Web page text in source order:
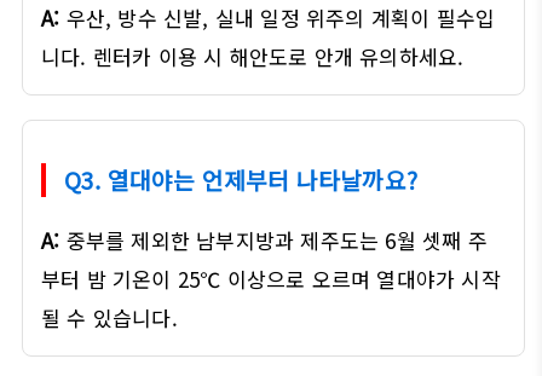
A: 우산, 방수 신발, 실내 일정 위주의 계획이 필수입
니다. 렌터카 이용 시 해안도로 안개 유의하세요.
Q3. 열대야는 언제부터 나타날까요?
A: 중부를 제외한 남부지방과 제주도는 6월 셋째 주
부터 밤 기온이 25℃ 이상으로 오르며 열대야가 시작
될 수 있습니다.